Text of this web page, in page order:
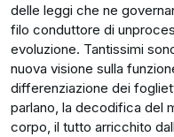
delle leggi che ne
filo conduttore di
evoluzione. Tantissimi
nuova visione sulla
differenziazione dei
parlano, la decodifica del
corpo, il tutto arricchito